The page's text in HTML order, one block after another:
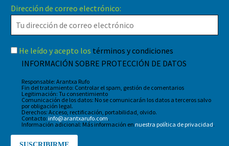
Dirección de correo electrónico:
He leído y acepto los términos y condiciones
INFORMACIÓN SOBRE PROTECCIÓN DE DATOS
Responsable: Arantxa Rufo
Fin del tratamiento: Controlar el spam, gestión de comentarios
Legitimación: Tu consentimiento
Comunicación de los datos: No se comunicarán los datos a terceros salvo
por obligación legal.
Derechos: Acceso, rectificación, portabilidad, olvido.
Contacto: info@arantxarufo.com.
Información adicional: Más información en nuestra política de privacidad.